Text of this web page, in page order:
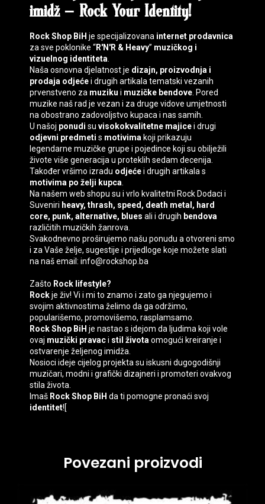
imidž– Rock Your Identity!
Rock Shop BiH je specijalizovana internet prodavnica
za sve poklonike “R'N'R & Heavy” muzičkog i
vizuelnog identiteta
Naša osnovna djelatnost je dizajn, proizvodnja i
prodaja odjećei drugih artikala tematski vezanih
prvenstveno za muziku i muzičke bendove . Pored
muzike naš rad je vezan i za druge vidove umjetnosti
na obostrano zadovoljstvo kupaca i nas samih.
U našoj ponudi su visokokvalitetne majicei drugi
odjevni predmeti s motivima koji prikazuju
legendarne muzičke grupe i pojedince koji su obilježili
živote više generacija u proteklih sedam decenija.
Također vršimo izradu odjećei drugih artikala s
motivima po želji kupca
Na našem web shopu su i vrlo kvalitetni Rock Dodaci i
Suveniri heavy, thrash, speed, death metal, hard
core, punk, alternative, blues ali i drugih bendova
različitih muzičkih žanrova.
Svakodnevno proširujemo našu ponudu a otvoreni smo
i za Vaše želje, sugestije i prijedloge koje možete slati
na naš email: info@rockshop.ba
Zašto Rock lifestyle?
Rockje živ! Vi i mi to znamo i zato ga njegujemo i
svojim aktivnostima želimo da ga održimo,
popularišemo, promovišemo, rasplamsamo.
Rock Shop BiH je nastao s idejom da ljudima koji vole
ovaj muzički pravaci stil života omogući kreiranje i
ostvarenje željenog imidža.
Nosioci ideje cijelog projekta su iskusni dugogodišnji
muzičari, modni i grafički dizajneri i promoteri ovakvog
stila života.
Imaš Rock Shop BiH da ti pomogne pronaći svoj
identitet![
Povezani proizvodi